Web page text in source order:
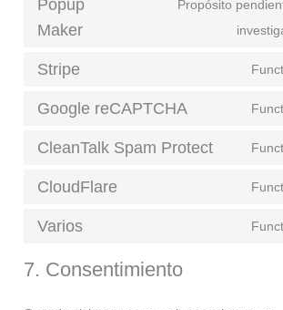
Popup
Maker
Propósito
Stripe
Google reCAPTCHA
CleanTalk Spam Protect
CloudFlare
Varios
7. Consentimiento